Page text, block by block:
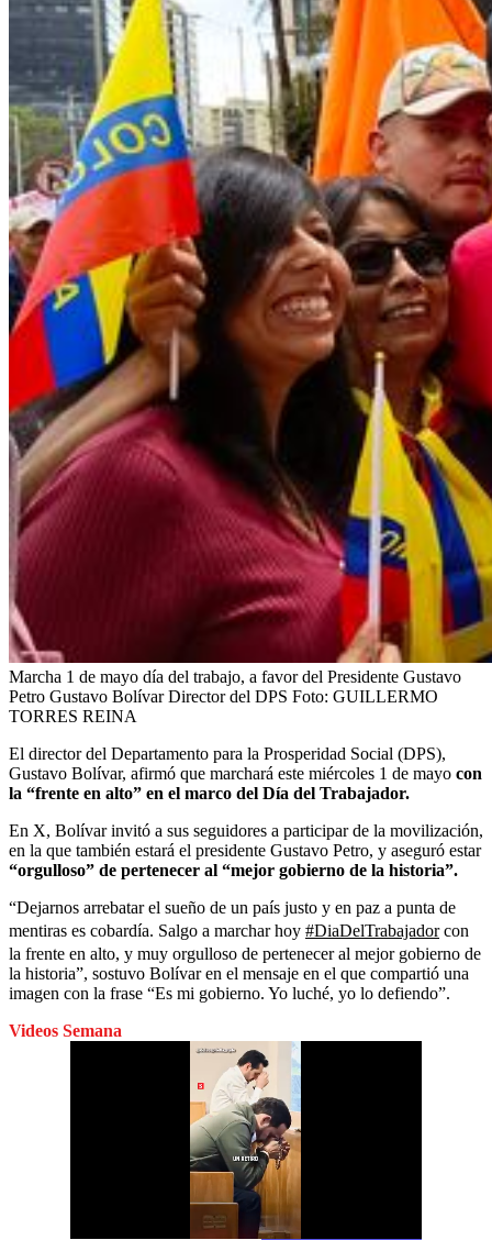
Marcha 1 de mayo día del trabajo, a favor del Presidente Gustavo
Petro Gustavo Bolívar Director del DPS Foto: GUILLERMO
TORRES REINA
El director del Departamento para la Prosperidad Social (DPS),
Gustavo Bolívar, afirmó que marchará este miércoles 1 de mayo con
la “frente en alto” en el marco del Día del Trabajador.
En X, Bolívar invitó a sus seguidores a participar de la movilización,
en la que también estará el presidente Gustavo Petro, y aseguró estar
“orgulloso” de pertenecer al “mejor gobierno de la historia”.
“Dejarnos arrebatar el sueño de un país justo y en paz a punta de
mentiras es cobardía. Salgo a marchar hoy #DiaDelTrabajadorcon
la frente en alto, y muy orgulloso de pertenecer al mejor gobierno de
la historia”, sostuvo Bolívar en el mensaje en el que compartió una
imagen con la frase “Es mi gobierno. Yo luché, yo lo defiendo”.
Videos Semana